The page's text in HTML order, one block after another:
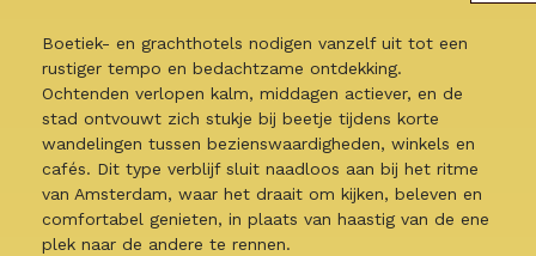
Boetiek- en grachthotels nodigen vanzelf uit tot een
rustiger tempo en bedachtzame ontdekking.
Ochtenden verlopen kalm, middagen actiever, en de
stad ontvouwt zich stukje bij beetje tijdens korte
wandelingen tussen bezienswaardigheden, winkels en
cafés. Dit type verblijf sluit naadloos aan bij het ritme
van Amsterdam, waar het draait om kijken, beleven en
comfortabel genieten, in plaats van haastig van de ene
plek naar de andere te rennen.